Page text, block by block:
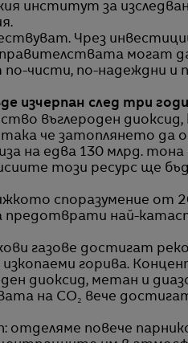
институт за
Чрез
могат
чисти, по-надеждни и
изчерпан след три
въглероден
че затоплянето да
на едва 130 млрд. тона
този ресурс ще
споразумение от
предотврати най-
газове достигат
изкопаеми горива.
диоксид, метан и
на CO₂ вече
отделяме повече